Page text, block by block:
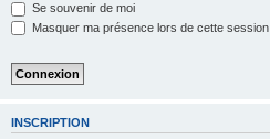
Se souvenir de moi
Masquer ma présence lors de cette session
INSCRIPTION